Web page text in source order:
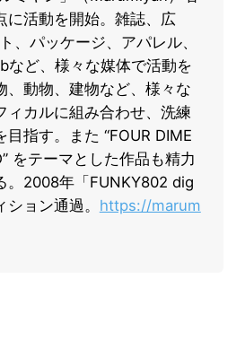
に活動を開始。雑誌、広
、パッケージ、アパレル、
など、様々な媒体で活動を
、動物、建物など、様々な
ィカルに組み合わせ、洗練
目指す。また “FOUR DIME
をテーマとした作品も精力
。2008年「FUNKY802 dig
ョン通過。 https://marum